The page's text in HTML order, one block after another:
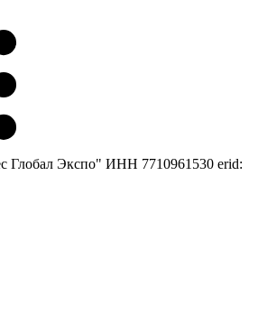
Глобал Экспо" ИНН 7710961530 erid: